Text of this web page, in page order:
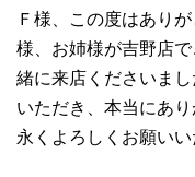
Ｆ様、この度はあり
様、お姉様が吉野店
緒に来店くださいま
いただき、本当にあ
永くよろしくお願いい